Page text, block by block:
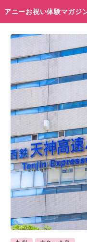
アニーお祝い体験マガジ